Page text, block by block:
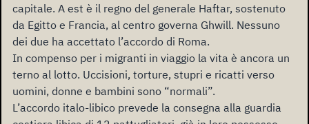
capitale. A est è il regno del generale Haftar, sostenuto
da Egitto e Francia, al centro governa Ghwill. Nessuno
dei due ha accettato l’accordo di Roma.
In compenso per i migranti in viaggio la vita è ancora un
terno al lotto. Uccisioni, torture, stupri e ricatti verso
uomini, donne e bambini sono “normali”.
L’accordo italo-libico prevede la consegna alla guardia